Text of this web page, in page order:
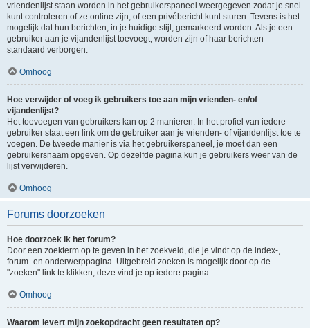
vriendenlijst staan worden in het gebruikerspaneel weergegeven zodat je snel
kunt controleren of ze online zijn, of een privébericht kunt sturen. Tevens is het
mogelijk dat hun berichten, in je huidige stijl, gemarkeerd worden. Als je een
gebruiker aan je vijandenlijst toevoegt, worden zijn of haar berichten
standaard verborgen.
Omhoog
Hoe verwijder of voeg ik gebruikers toe aan mijn vrienden- en/of
vijandenlijst?
Het toevoegen van gebruikers kan op 2 manieren. In het profiel van iedere
gebruiker staat een link om de gebruiker aan je vrienden- of vijandenlijst toe te
voegen. De tweede manier is via het gebruikerspaneel, je moet dan een
gebruikersnaam opgeven. Op dezelfde pagina kun je gebruikers weer van de
lijst verwijderen.
Omhoog
Forums doorzoeken
Hoe doorzoek ik het forum?
Door een zoekterm op te geven in het zoekveld, die je vindt op de index-,
forum- en onderwerppagina. Uitgebreid zoeken is mogelijk door op de
"zoeken" link te klikken, deze vind je op iedere pagina.
Omhoog
Waarom levert mijn zoekopdracht geen resultaten op?